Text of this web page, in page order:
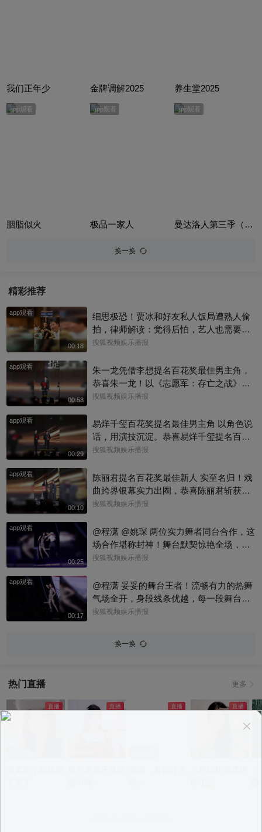
我们正年少 金牌调解2025 养生堂2025
app观看
胭脂似火
app观看
极品一家人
app观看
曼达洛人第三季（The Mandalorian Season 3）
换一换
精彩推荐
app观看
00:18
细思极恐！贾冰和好友私人饭局遭熟人偷
拍，律师解读：觉得后怕，艺人也需要私
人空间
搜狐视频娱乐播报
app观看
00:53
朱一龙凭借李想提名百花奖最佳男主角，
恭喜朱一龙！以《志愿军：存亡之战》李
想一角入围百花奖最佳男主，把志愿军战
致，实力收获认可#百花奖 #朱一龙
搜狐视频娱乐播报
app观看
00:29
易烊千玺百花奖提名最佳男主角 以角色说
话，用演技沉淀。恭喜易烊千玺提名百花
奖最佳男主角，每一次荧幕演绎都看得见
搜狐视频娱乐播报
app观看
00:10
陈丽君提名百花奖最佳新人 实至名归！戏
曲跨界银幕实力出圈，恭喜陈丽君斩获百
花奖最佳新人提名～#陈丽君 #百花奖
搜狐视频娱乐播报
app观看
00:25
@程潇 @姚琛 两位实力舞者同台合作，这
场合作堪称封神！舞台默契惊艳全场，妥
妥的神仙联动！@明星狐 @KPOP狐 @小
搜狐视频娱乐播报
app观看
00:17
@程潇 妥妥的舞台王者！流畅有力的热舞
气场全开，身段线条优越，每一段舞台都
极具冲击力，舞台魅力直接拉满！#程潇 #
杯 @小申小申
搜狐视频娱乐播报
换一换
热门直播 更多